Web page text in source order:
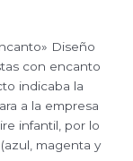
Diseño
con encanto
indicaba la
a la empresa
infantil, por lo
magenta y